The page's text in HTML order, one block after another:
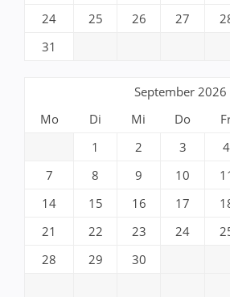
24
25 26 27
31
September 2026
Mo
Di Mi Do
1
2 3 4
7
8 9 10
14
15 16 17
21
22 23 24
28
29 30